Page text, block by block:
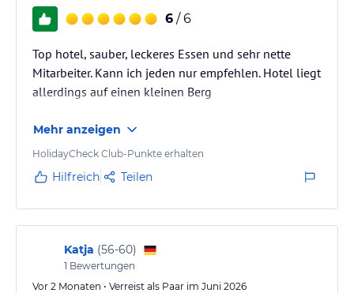
6 / 6
Top hotel, sauber, leckeres Essen und sehr nette
Mitarbeiter. Kann ich jeden nur empfehlen. Hotel liegt
allerdings auf einen kleinen Berg
Mehr anzeigen
HolidayCheck Club-Punkte erhalten
Hilfreich Teilen
Katja (56-60)
1 Bewertungen
Vor 2 Monaten • Verreist als Paar im Juni 2026